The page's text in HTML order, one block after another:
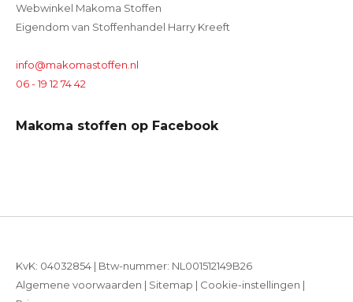
Webwinkel Makoma Stoffen
Eigendom van Stoffenhandel Harry Kreeft
info@makomastoffen.nl
06 - 19 12 74 42
Makoma stoffen op Facebook
KvK: 04032854 | Btw-nummer: NL001512149B26
Algemene voorwaarden | Sitemap | Cookie-instellingen |